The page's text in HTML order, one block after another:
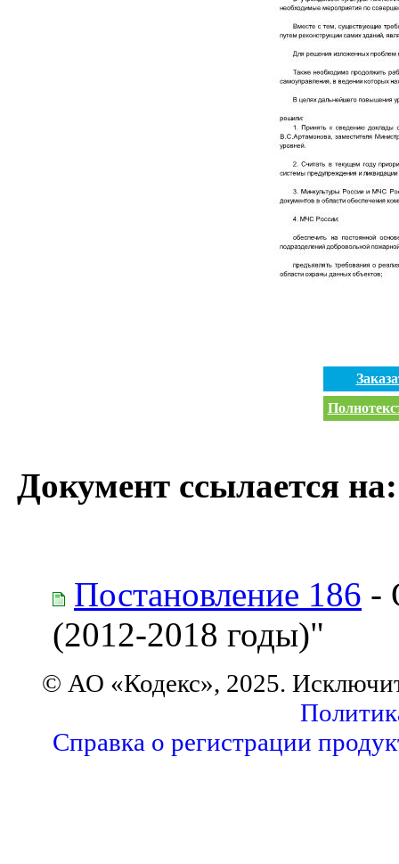
Документ ссылается на:
Постановление 186 -
(2012-2018 годы)"
© АО «Кодекс», 2025.
Справка о регистрации